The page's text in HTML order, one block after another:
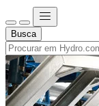
Busca